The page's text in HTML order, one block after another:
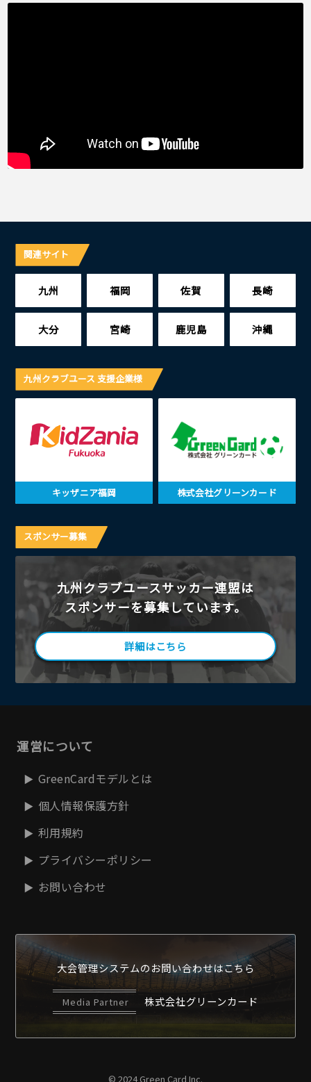
関連サイト
九州 福岡 佐賀 長崎
大分 宮崎 鹿児島 沖縄
九州クラブユース 支援企業様
キッザニア福岡 株式会社グリーンカード
スポンサー募集
九州クラブユースサッカー連盟は
スポンサーを募集しています。
詳細はこちら
運営について
GreenCardモデルとは
個人情報保護方針
利用規約
プライバシーポリシー
お問い合わせ
大会管理システムのお問い合わせはこちら
Media Partner 株式会社グリーンカード
© 2024 Green Card Inc.